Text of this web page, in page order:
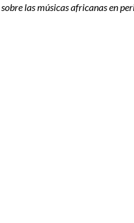
las músicas africanas en